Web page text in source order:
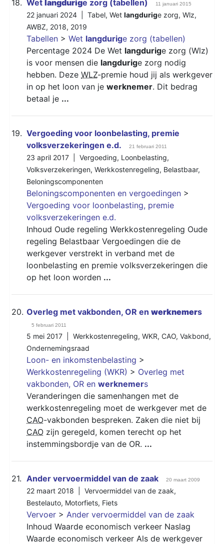
18. Wet langdurige zorg (tabellen) 11 januari 2015
22 januari 2024 | Tabel, Wet langdurige zorg, Wlz,
AWBZ, 2018, 2019
Tabellen > Wet langdurige zorg (tabellen)
Percentage 2024 De Wet langdurige zorg (Wlz)
is voor mensen die langdurige zorg nodig
hebben. Deze WLZ-premie houd jij als werkgever
in op het loon van je werknemer. Dit bedrag
betaal je ...
19. Vergoeding voor loonbelasting, premie
volksverzekeringen e.d.
21 februari 2011
23 april 2017 | Vergoeding, Loonbelasting,
Volksverzekeringen, Werkkostenregeling, Belastbaar,
Beloningscomponenten
Beloningscomponenten en vergoedingen >
Vergoeding voor loonbelasting, premie
volksverzekeringen e.d.
Inhoud Oude regeling Werkkostenregeling Oude
regeling Belastbaar Vergoedingen die de
werkgever verstrekt in verband met de
loonbelasting en premie volksverzekeringen die
op het loon worden ...
20. Overleg met vakbonden, OR en werknemers
5 februari 2011
5 mei 2017 | Werkkostenregeling, WKR, CAO, Vakbond,
Ondernemingsraad
Loon- en inkomstenbelasting >
Werkkostenregeling (WKR) > Overleg met
vakbonden, OR en werknemers
Veranderingen die samenhangen met de
werkkostenregeling moet de werkgever met de
CAO-vakbonden bespreken. Zaken die niet bij
CAO zijn geregeld, komen terecht op het
instemmingsbordje van de OR. ...
21. Ander vervoermiddel van de zaak 20 maart 2009
22 maart 2018 | Vervoermiddel van de zaak,
Bestelauto, Motorfiets, Fiets
Vervoer > Ander vervoermiddel van de zaak
Inhoud Waarde economisch verkeer Naslag
Waarde economisch verkeer Als de werkgever